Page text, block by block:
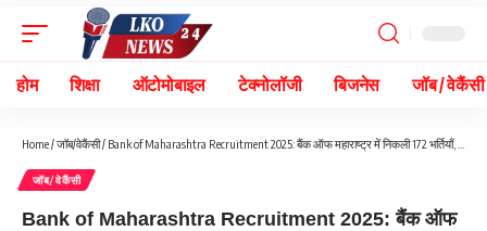
होम शिक्षा ऑटोमोबाइल टेक्नोलॉजी बिजनेस जॉब / वेकैंसी
Home/जॉब/वेकैंसी/ Bank of Maharashtra Recruitment 2025: बैंक ऑफ महाराष्ट्र में निकली 172 भर्तियाँ, तुरंत करें पंजीकरण, आज अंतिम तिथि
जॉब/वेकैंसी
Bank of Maharashtra Recruitment 2025: बैंक ऑफ